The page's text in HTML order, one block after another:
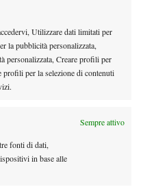
Utilizzare dati limitati per
la pubblicità personalizzata,
personalizzata, Creare profili per
profili per la selezione di contenuti
Sempre attivo
fonti di dati,
in base alle
audio su
e porre domande ai nostri
anche attraverso i
prima dell’inizio